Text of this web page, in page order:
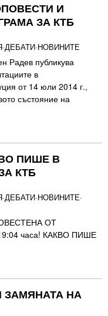
И
ЗА КТБ
·ДЕБАТИ·НОВИНИТЕ
Радев публикува
в
от 14 юли 2014 г.,
състояние на
ПИШЕ В
КТБ
·ДЕБАТИ·НОВИНИТЕ·
ОТ
часа! КАКВО ПИШЕ
ЗАМЯНАТА НА